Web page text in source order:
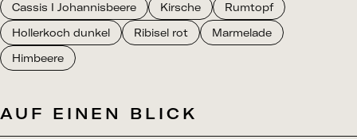
Cassis I Johannisbeere
Kirsche
Rumtopf
Hollerkoch dunkel
Ribisel rot
Marmelade
Himbeere
AUF EINEN BLICK